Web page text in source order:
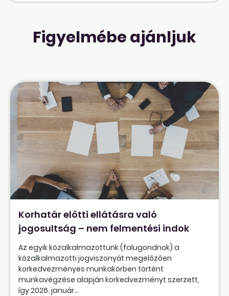
Figyelmébe ajánljuk
Korhatár előtti ellátásra való
jogosultság – nem felmentési indok
Az egyik közalkalmazottunk (falugondnok) a
közalkalmazotti jogviszonyát megelőzően
korkedvezményes munkakörben történt
munkavégzése alapján korkedvezményt szerzett,
így 2026. január...